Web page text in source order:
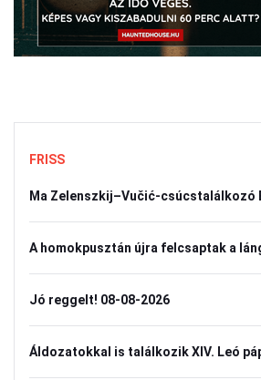
FRISS
Ma Zelenszkij–Vučić-csúcstalálkozó
A homokpusztán újra felcsaptak a
Jó reggelt! 08-08-2026
Áldozatokkal is találkozik XIV. Leó